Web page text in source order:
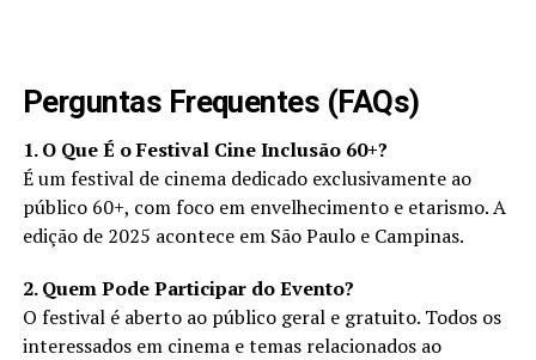
Perguntas Frequentes (FAQs)
1. O Que É o Festival Cine Inclusão 60+?
É um festival de cinema dedicado exclusivamente ao
público 60+, com foco em envelhecimento e etarismo. A
edição de 2025 acontece em São Paulo e Campinas.
2. Quem Pode Participar do Evento?
O festival é aberto ao público geral e gratuito. Todos os
interessados em cinema e temas relacionados ao